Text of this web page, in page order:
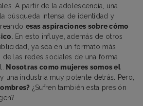
A partir de la adolescencia, una
búsqueda intensa de identidad y
esas aspiraciones sobre cómo
. En esto influye, además de otros
ya sea en un formato más
de las redes sociales de una forma
Nosotras como mujeres somos el
una industria muy potente detrás. Pero,
¿Sufren también esta presión